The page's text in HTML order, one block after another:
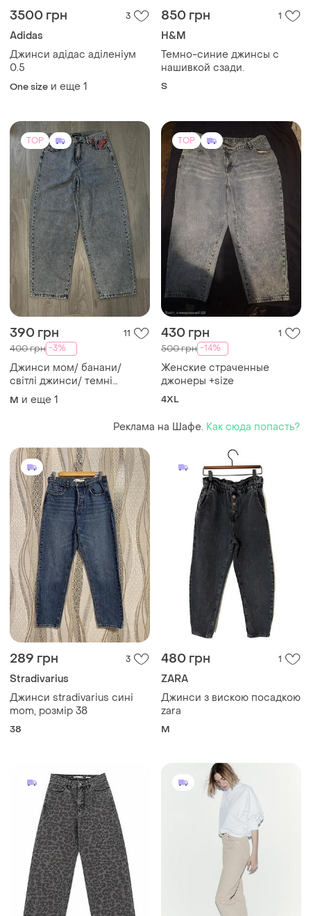
3500 грн 3
Adidas
Джинси адідас аділеніум
0.5
One size и еще 1
850 грн 1
H&M
Темно-синие джинсы с
нашивкой сзади.
S
TOP
390 грн 11
400 грн -3%
Джинси мом/ банани/
світлі джинси/ темні
джинси/
M и еще 1
TOP
430 грн 1
500 грн -14%
Женские страченные
джонеры +size
4XL
Реклама на Шафе. Как сюда попасть?
289 грн 3
Stradivarius
Джинси stradivarius сині
mom, розмір 38
38
480 грн 1
ZARA
Джинси з вискою посадкою
zara
M